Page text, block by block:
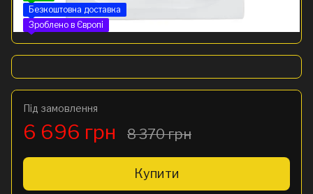
Безкоштовна доставка
Зроблено в Європі
Під замовлення
6 696 грн 8 370 грн
Купити